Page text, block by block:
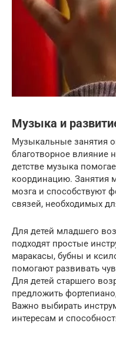
Музыка и
Музыкальные занятия
благотворное влияние
детстве музыка
координацию. Занятия
мозга и способствуют
связей, необходимых
Для детей младшего
подходят простые
маракасы, бубны и
помогают развивать
Для детей старшего
предложить
Важно выбирать
интересам и